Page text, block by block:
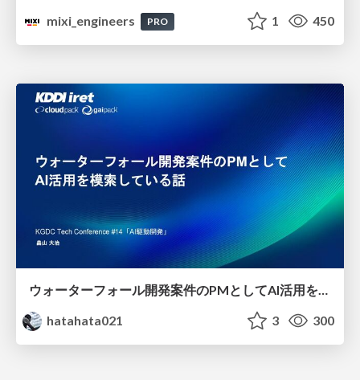
mixi_engineers
PRO 1 450
hatahata021
3 300